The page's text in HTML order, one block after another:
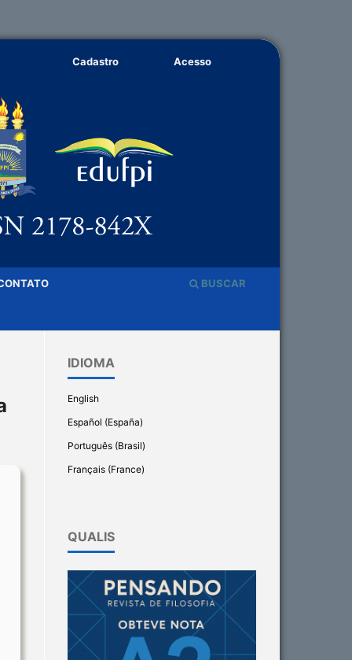
BUSCAR
Cadastro Acesso
IDIOMA
English
Español (España)
Português (Brasil)
Français (France)
QUALIS